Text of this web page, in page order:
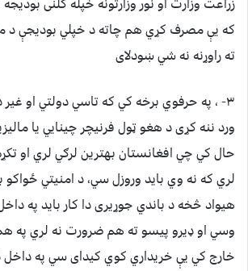
که یې مصرف کړي هم چاته د خپلي بودیجې
ته راوړنه نه شي ښودلای
۳- ، په حرفوي برخه کي که تاسي دولتي او غیر
ورد ننه کړی د هغو ټول فرنیچر چینایي یا
حال کي چي افغانستان بهترین لرګي لري او
لري که نه وي باید وروزل سي، د امنیتي
هیواد څخه د باندي جوړیری دا کار باید په
وسي او ډیرو پیسو ته هم ضرورت نه لري په
خارج کي یې خریداري کوي کیدای سي په داخل